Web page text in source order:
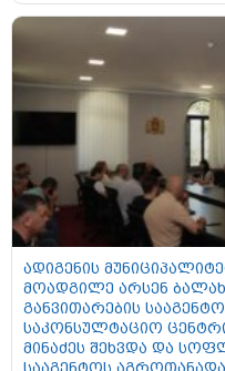
ადიგენის
მოადგილე არსენ
განვითარების
საკონსულტაციო
მინაძეს შეხვდა და